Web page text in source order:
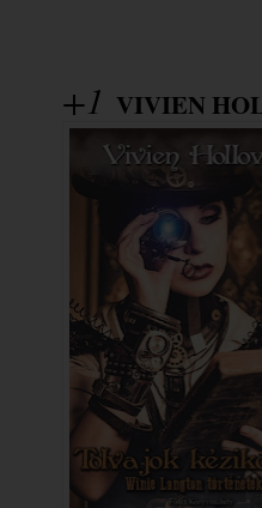
+1 VIVIEN